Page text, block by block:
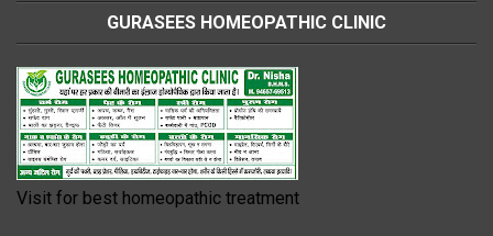
GURASEES HOMEOPATHIC CLINIC
Visit for best homeopathic treatment